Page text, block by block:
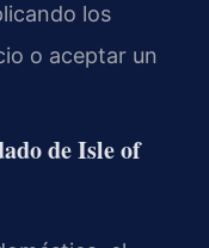
los
o aceptar un
de Isle of